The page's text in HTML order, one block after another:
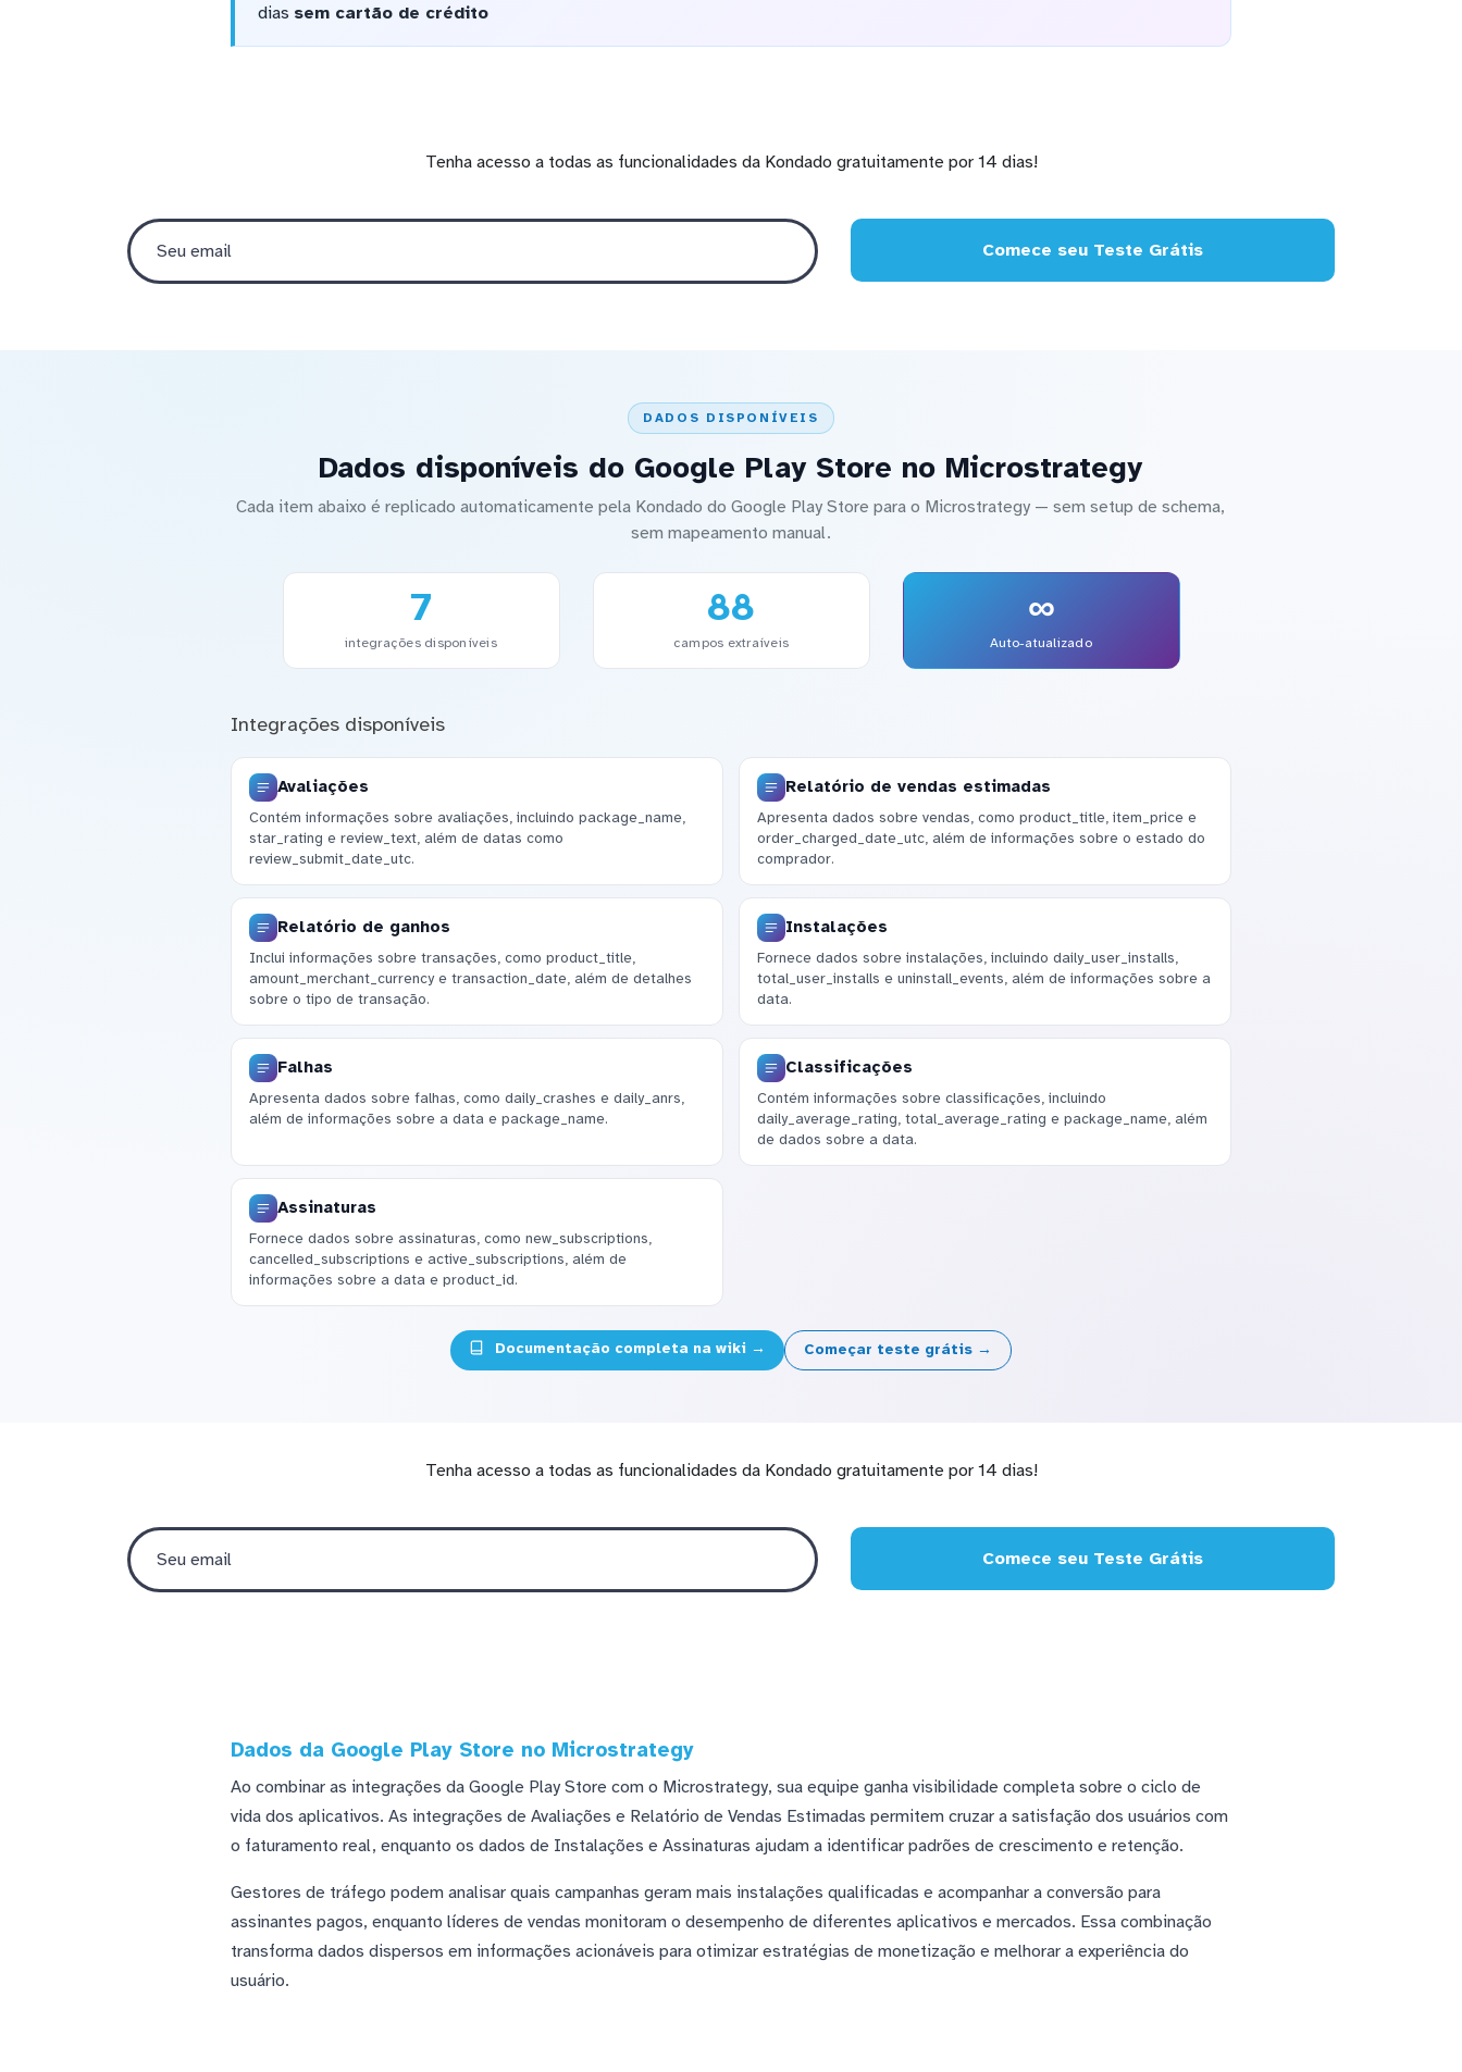
dias sem cartão de crédito
Tenha acesso a todas as funcionalidades da Kondado gratuitamente por 14 dias!
Comece seu Teste Grátis
DADOS DISPONÍVEIS
Dados disponíveis do Google Play Store no Microstrategy
Cada item abaixo é replicado automaticamente pela Kondado do Google Play Store para o Microstrategy — sem setup de schema,
sem mapeamento manual.
7
integrações disponíveis
88
campos extraíveis
∞
Auto-atualizado
Integrações disponíveis
Avaliações
Contém informações sobre avaliações, incluindo package_name,
star_rating e review_text, além de datas como
review_submit_date_utc.
Relatório de vendas estimadas
Apresenta dados sobre vendas, como product_title, item_price e
order_charged_date_utc, além de informações sobre o estado do
comprador.
Relatório de ganhos
Inclui informações sobre transações, como product_title,
amount_merchant_currency e transaction_date, além de detalhes
sobre o tipo de transação.
Instalações
Fornece dados sobre instalações, incluindo daily_user_installs,
total_user_installs e uninstall_events, além de informações sobre a
data.
Falhas
Apresenta dados sobre falhas, como daily_crashes e daily_anrs,
além de informações sobre a data e package_name.
Classificações
Contém informações sobre classificações, incluindo
daily_average_rating, total_average_rating e package_name, além
de dados sobre a data.
Assinaturas
Fornece dados sobre assinaturas, como new_subscriptions,
cancelled_subscriptions e active_subscriptions, além de
informações sobre a data e product_id.
Documentação completa na wiki → Começar teste grátis →
Tenha acesso a todas as funcionalidades da Kondado gratuitamente por 14 dias!
Comece seu Teste Grátis
Dados da Google Play Store no Microstrategy
Ao combinar as integrações da Google Play Store com o Microstrategy, sua equipe ganha visibilidade completa sobre o ciclo de
vida dos aplicativos. As integrações de Avaliações e Relatório de Vendas Estimadas permitem cruzar a satisfação dos usuários com
o faturamento real, enquanto os dados de Instalações e Assinaturas ajudam a identificar padrões de crescimento e retenção.
Gestores de tráfego podem analisar quais campanhas geram mais instalações qualificadas e acompanhar a conversão para
assinantes pagos, enquanto líderes de vendas monitoram o desempenho de diferentes aplicativos e mercados. Essa combinação
transforma dados dispersos em informações acionáveis para otimizar estratégias de monetização e melhorar a experiência do
usuário.